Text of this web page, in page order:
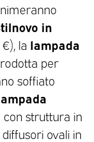
in
la lampada
per
soffiato
con struttura in
ovali in